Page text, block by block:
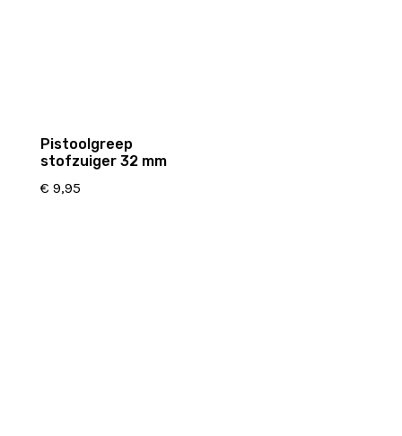
Pistoolgreep
stofzuiger 32 mm
€ 9,95